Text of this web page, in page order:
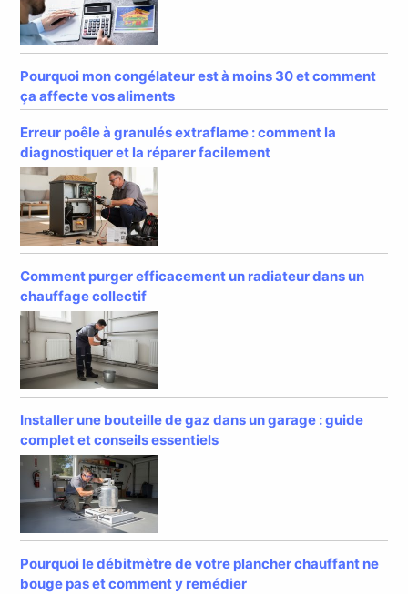
Pourquoi mon congélateur est à moins 30 et comment
ça affecte vos aliments
Erreur poêle à granulés extraflame : comment la
diagnostiquer et la réparer facilement
Comment purger efficacement un radiateur dans un
chauffage collectif
Installer une bouteille de gaz dans un garage : guide
complet et conseils essentiels
Pourquoi le débitmètre de votre plancher chauffant ne
bouge pas et comment y remédier